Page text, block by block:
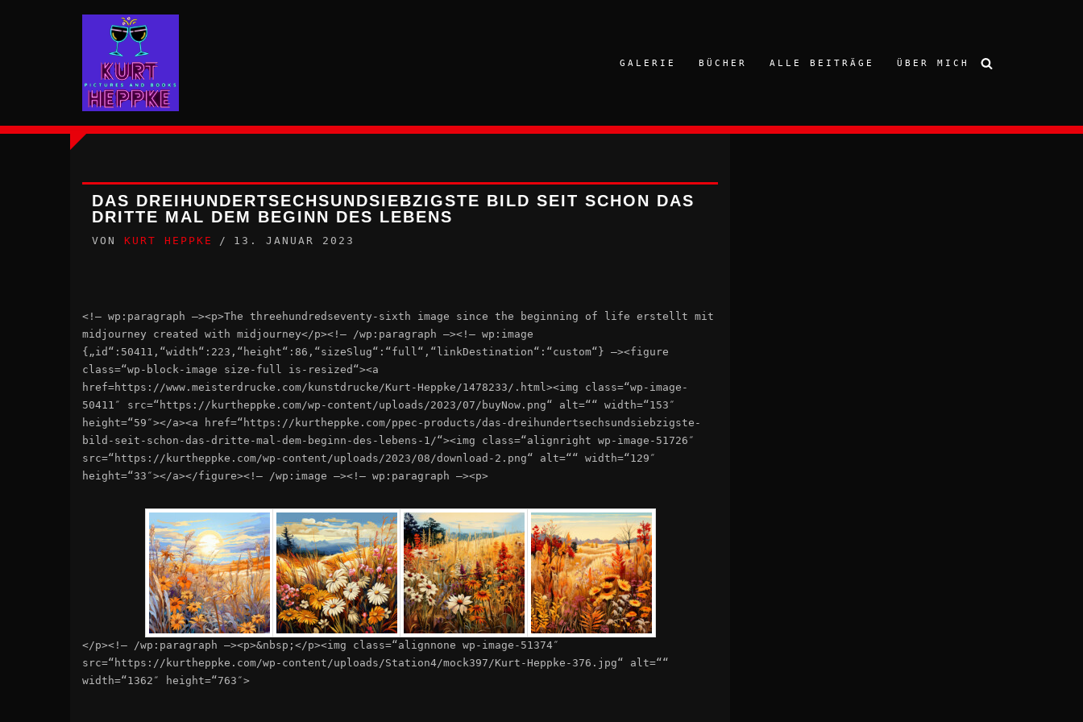
GALERIE BÜCHER ALLE BEITRÄGE ÜBER MICH
DAS DREIHUNDERTSECHSUNDSIEBZIGSTE BILD SEIT SCHON DAS
DRITTE MAL DEM BEGINN DES LEBENS
VON KURT HEPPKE 13. JANUAR 2023
<!– wp:paragraph –><p>The threehundredseventy-sixth image since the beginning of life erstellt mit
midjourney created with midjourney</p><!– /wp:paragraph –><!– wp:image
{„id“:50411,“width“:223,“height“:86,“sizeSlug“:“full“,“linkDestination“:“custom“} –><figure
class=“wp-block-image size-full is-resized“><a
href=https://www.meisterdrucke.com/kunstdrucke/Kurt-Heppke/1478233/.html><img class=“wp-image-
50411″ src=“https://kurtheppke.com/wp-content/uploads/2023/07/buyNow.png“ alt=““ width=“153″
height=“59″></a><a href=“https://kurtheppke.com/ppec-products/das-dreihundertsechsundsiebzigste-
bild-seit-schon-das-dritte-mal-dem-beginn-des-lebens-1/“><img class=“alignright wp-image-51726″
src=“https://kurtheppke.com/wp-content/uploads/2023/08/download-2.png“ alt=““ width=“129″
height=“33″></a></figure><!– /wp:image –><!– wp:paragraph –><p>
</p><!– /wp:paragraph –><p>&nbsp;</p><img class=“alignnone wp-image-51374″
src=“https://kurtheppke.com/wp-content/uploads/Station4/mock397/Kurt-Heppke-376.jpg“ alt=““
width=“1362″ height=“763″>